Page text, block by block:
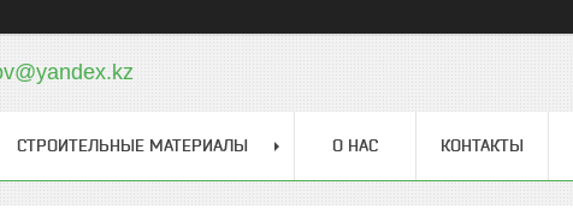
СТРОИТЕЛЬНЫЕ МАТЕРИАЛЫ О НАС КОНТАКТЫ